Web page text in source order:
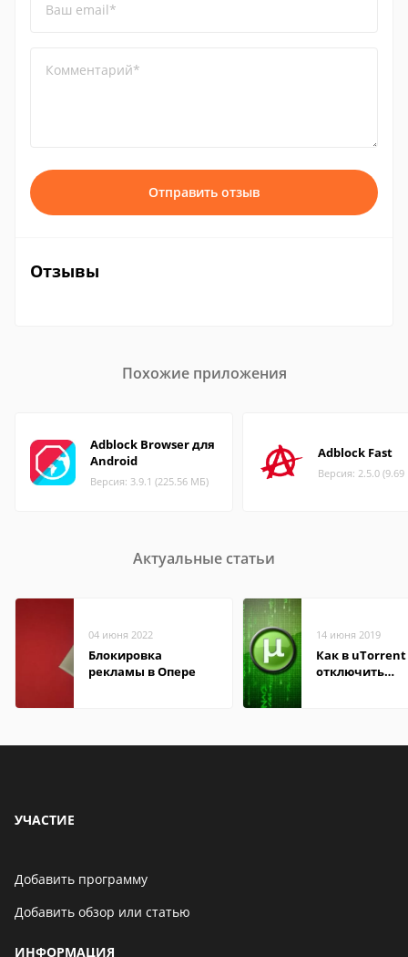
Ваш email*
Комментарий*
Отправить отзыв
Отзывы
Похожие приложения
Adblock Browser для
Android
Версия: 3.9.1 (225.56 МБ)
Adblock Fast
Версия: 2.5.0
Актуальные статьи
04 июня 2022
Блокировка
рекламы в Опере
14 июня 2019
Как в uTorrent
отключить
УЧАСТИЕ
Добавить программу
Добавить обзор или статью
ИНФОРМАЦИЯ